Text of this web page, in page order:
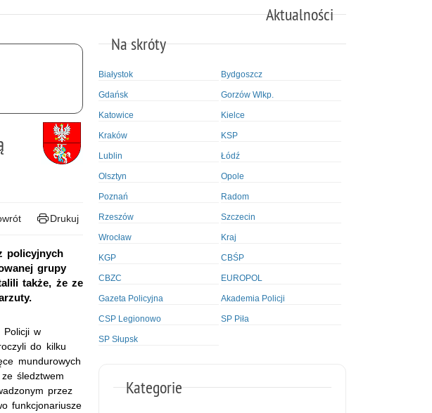
Aktualności
Drukuj
policyjnych
grupy
także, że ze
Policji w
do kilku
mundurowych
śledztwem
przez
funkcjonariusze
Na skróty
Białystok Bydgoszcz
Gdańsk Gorzów Wlkp.
Katowice Kielce
Kraków KSP
Lublin Łódź
Olsztyn Opole
Poznań Radom
Rzeszów Szczecin
Wrocław Kraj
KGP CBŚP
CBZC EUROPOL
Gazeta Policyjna Akademia Policji
CSP Legionowo SP Piła
SP Słupsk
Kategorie